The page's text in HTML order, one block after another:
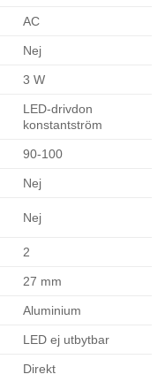
AC
Nej
3 W
LED-drivdon
konstantström
90-100
Nej
Nej
2
27 mm
Aluminium
LED ej utbytbar
Direkt